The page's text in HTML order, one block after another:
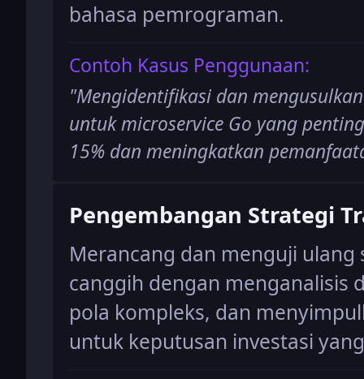
bahasa pemrograman.
Contoh Kasus Penggunaan:
"Mengidentifikasi dan
untuk microservice Go yang
15% dan meningkatkan
Pengembangan Strategi
Merancang dan menguji
canggih dengan menganalisis
pola kompleks, dan
untuk keputusan investasi